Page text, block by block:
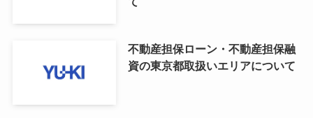
不動産担保ローン・不動産担保融
資の東京都取扱いエリアについて